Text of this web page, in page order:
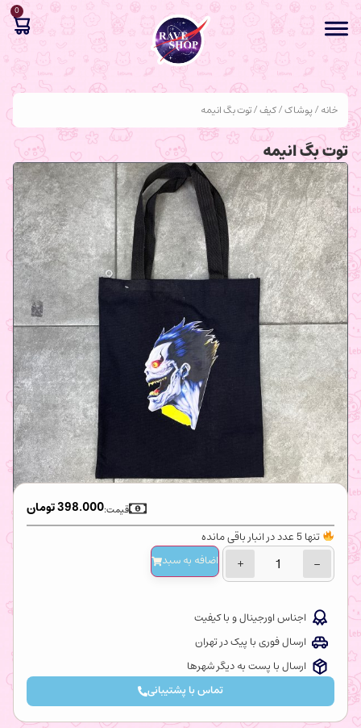
0
خانه/پوشاک/کیف/ توت بگ انیمه
توت بگ انیمه
398.000تومان قیمت:
تنها 5 عدد در انبار باقی مانده
−
+ اضافه‌ به سبد
اجناس اورجینال و با کیفیت
ارسال فوری با پیک در تهران
ارسال با پست به دیگر شهرها
تماس با پشتیبانی